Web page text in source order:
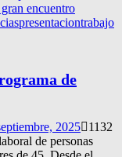
encuentro
presentaciontrabajo
de
2025
1132
de personas